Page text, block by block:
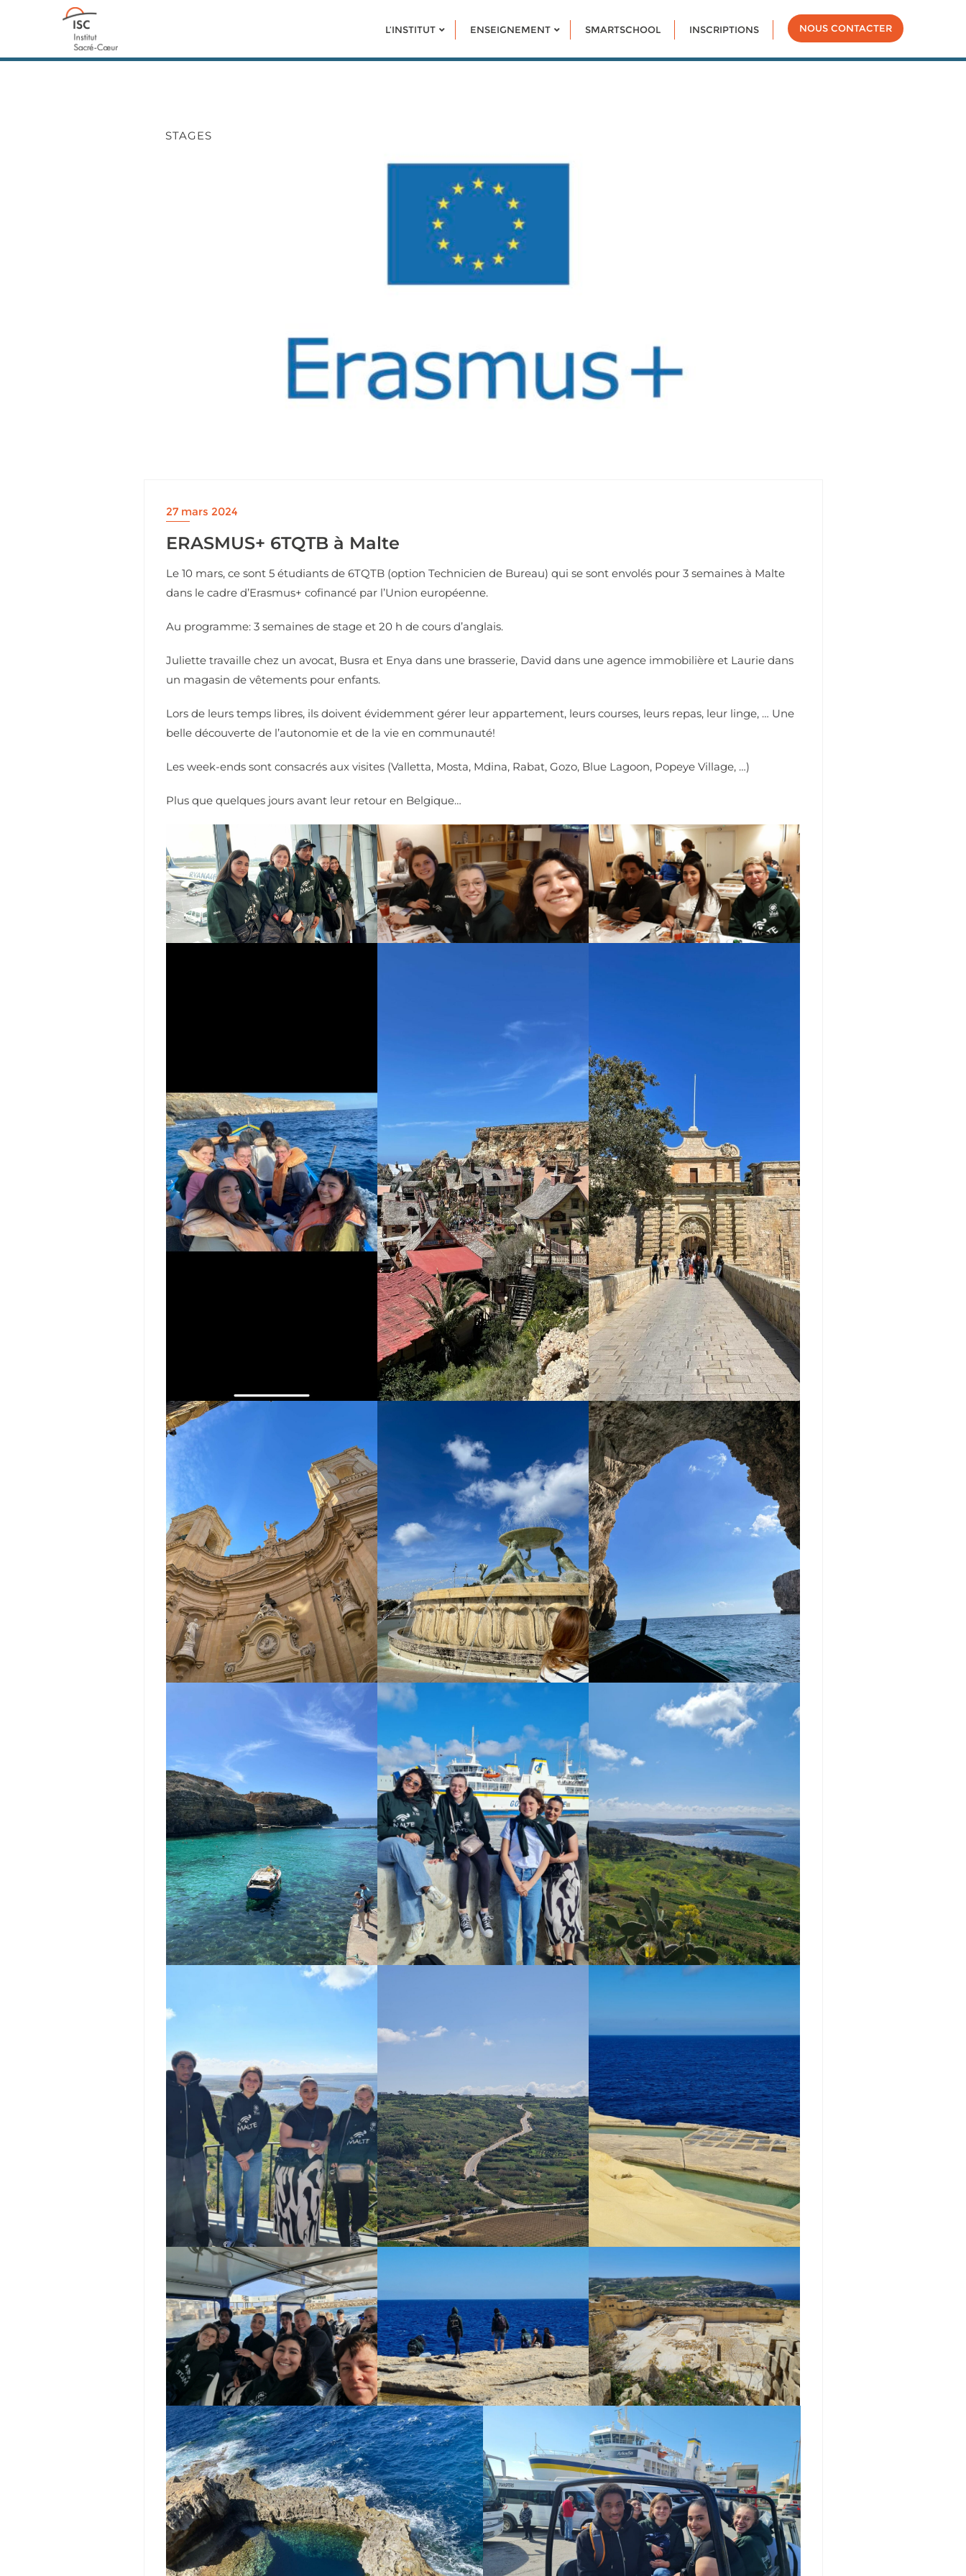
L’INSTITUT ENSEIGNEMENT SMARTSCHOOL INSCRIPTIONS NOUS CONTACTER
STAGES
27 mars 2024
ERASMUS+ 6TQTB à Malte
Le 10 mars, ce sont 5 étudiants de 6TQTB (option Technicien de Bureau) qui se sont envolés pour 3 semaines à Malte
dans le cadre d’Erasmus+ cofinancé par l’Union européenne.
Au programme: 3 semaines de stage et 20 h de cours d’anglais.
Juliette travaille chez un avocat, Busra et Enya dans une brasserie, David dans une agence immobilière et Laurie dans
un magasin de vêtements pour enfants.
Lors de leurs temps libres, ils doivent évidemment gérer leur appartement, leurs courses, leurs repas, leur linge, … Une
belle découverte de l’autonomie et de la vie en communauté!
Les week-ends sont consacrés aux visites (Valletta, Mosta, Mdina, Rabat, Gozo, Blue Lagoon, Popeye Village, …)
Plus que quelques jours avant leur retour en Belgique…